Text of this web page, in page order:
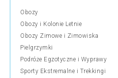
Obozy
Obozy i Kolonie Letnie
Obozy Zimowe i Zimowiska
Pielgrzymki
Podróże Egzotyczne i Wyprawy
Sporty Ekstremalne i Trekkingi